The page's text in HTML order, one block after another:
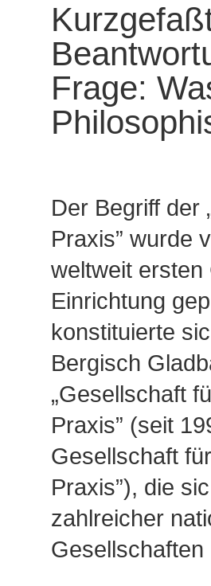
Frage:
Der Begriff der
Praxis” wurde
weltweit
Einrichtung
konstituierte
Bergisch
„Gesellschaft
Praxis” (seit
Gesellschaft
Praxis”), die
zahlreicher